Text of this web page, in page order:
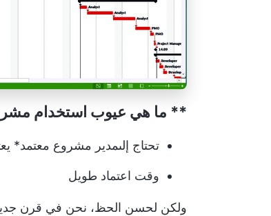
** ما هي عيوب استخدام
تحتاج إلىمدير مشروع معتمد*
وقت اعتماد طويل